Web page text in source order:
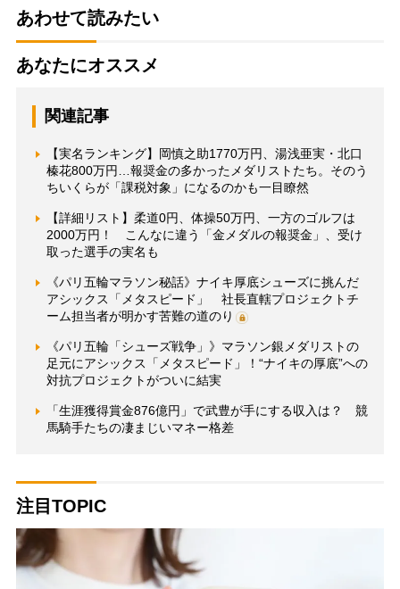
あわせて読みたい
あなたにオススメ
関連記事
【実名ランキング】岡慎之助1770万円、湯浅亜実・北口
榛花800万円…報奨金の多かったメダリストたち。そのう
ちいくらが「課税対象」になるのかも一目瞭然
【詳細リスト】柔道0円、体操50万円、一方のゴルフは
2000万円！ こんなに違う「金メダルの報奨金」、受け
取った選手の実名も
《パリ五輪マラソン秘話》ナイキ厚底シューズに挑んだ
アシックス「メタスピード」 社長直轄プロジェクトチ
ーム担当者が明かす苦難の道のり
《パリ五輪「シューズ戦争」》マラソン銀メダリストの
足元にアシックス「メタスピード」！“ナイキの厚底”への
対抗プロジェクトがついに結実
「生涯獲得賞金876億円」で武豊が手にする収入は？ 競
馬騎手たちの凄まじいマネー格差
注目TOPIC